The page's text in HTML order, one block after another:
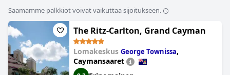
Saamamme palkkiot voivat vaikuttaa sijoitukseen.
The Ritz-Carlton, Grand Cayman
Lomakeskus George Townissa,
Caymansaaret